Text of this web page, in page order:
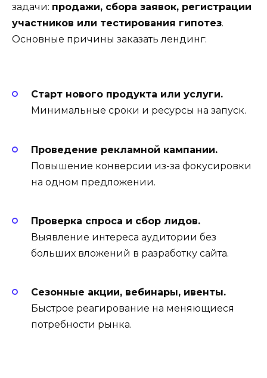
задачи: продажи, сбора заявок, регистрации
участников или тестирования гипотез.
Основные причины заказать лендинг:
Старт нового продукта или услуги.
Минимальные сроки и ресурсы на запуск.
Проведение рекламной кампании.
Повышение конверсии из-за фокусировки
на одном предложении.
Проверка спроса и сбор лидов.
Выявление интереса аудитории без
больших вложений в разработку сайта.
Сезонные акции, вебинары, ивенты.
Быстрое реагирование на меняющиеся
потребности рынка.